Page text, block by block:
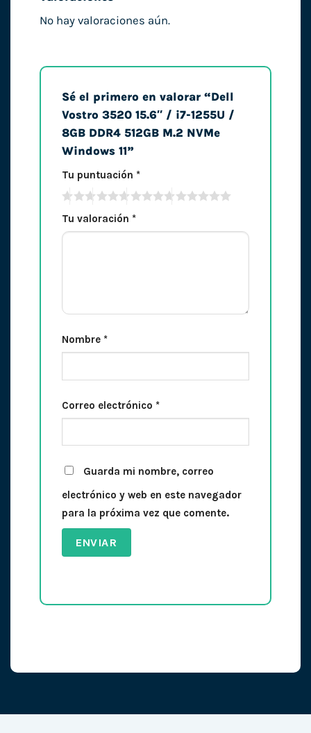
No hay valoraciones aún.
Sé el primero en valorar “Dell
Vostro 3520 15.6″ / i7-1255U /
8GB DDR4 512GB M.2 NVMe
Windows 11”
Tu puntuación *
Tu valoración *
Nombre *
Correo electrónico *
Guarda mi nombre, correo
electrónico y web en este navegador
para la próxima vez que comente.